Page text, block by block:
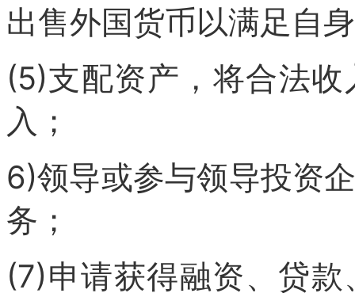
出售外国货币以满足自
(5)支配资产，将合法
入；
6)领导或参与领导投资
务；
(7)申请获得融资、贷